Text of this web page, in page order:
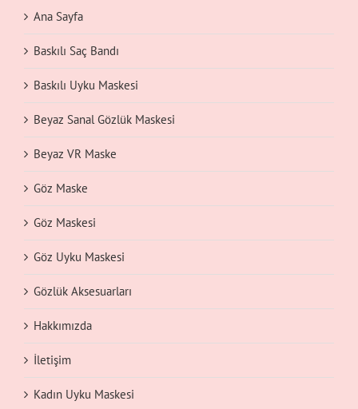
Ana Sayfa
Baskılı Saç Bandı
Baskılı Uyku Maskesi
Beyaz Sanal Gözlük Maskesi
Beyaz VR Maske
Göz Maske
Göz Maskesi
Göz Uyku Maskesi
Gözlük Aksesuarları
Hakkımızda
İletişim
Kadın Uyku Maskesi